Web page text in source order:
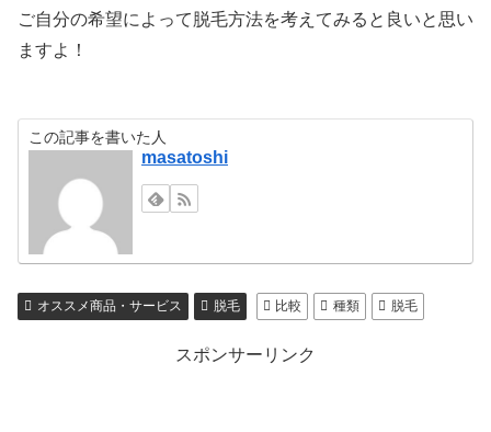
ご自分の希望によって脱毛方法を考えてみると良いと思い
ますよ！
この記事を書いた人
masatoshi
オススメ商品・サービス 脱毛 比較 種類 脱毛
スポンサーリンク